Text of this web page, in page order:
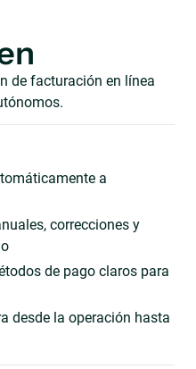
de facturación en línea
a
correcciones y
de pago claros para
desde la operación hasta